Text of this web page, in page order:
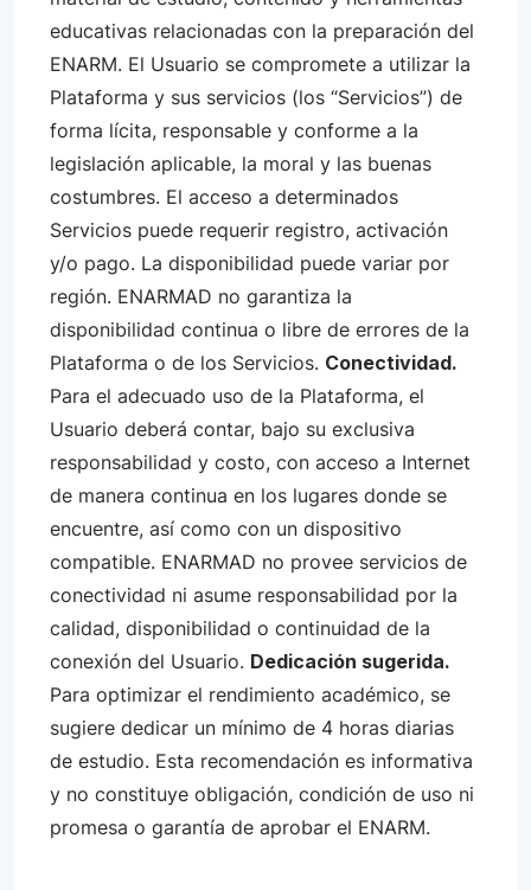
educativas relacionadas con la preparación del
ENARM. El Usuario se compromete a utilizar la
Plataforma y sus servicios (los “Servicios”) de
forma lícita, responsable y conforme a la
legislación aplicable, la moral y las buenas
costumbres. El acceso a determinados
Servicios puede requerir registro, activación
y/o pago. La disponibilidad puede variar por
región. ENARMAD no garantiza la
disponibilidad continua o libre de errores de la
Plataforma o de los Servicios. Conectividad.
Para el adecuado uso de la Plataforma, el
Usuario deberá contar, bajo su exclusiva
responsabilidad y costo, con acceso a Internet
de manera continua en los lugares donde se
encuentre, así como con un dispositivo
compatible. ENARMAD no provee servicios de
conectividad ni asume responsabilidad por la
calidad, disponibilidad o continuidad de la
conexión del Usuario. Dedicación sugerida.
Para optimizar el rendimiento académico, se
sugiere dedicar un mínimo de 4 horas diarias
de estudio. Esta recomendación es informativa
y no constituye obligación, condición de uso ni
promesa o garantía de aprobar el ENARM.